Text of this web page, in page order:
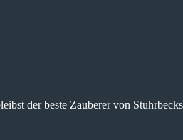
der beste Zauberer von